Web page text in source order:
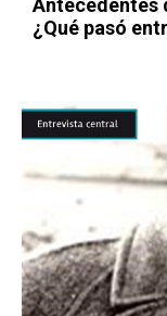
Antecedentes
¿Qué pasó